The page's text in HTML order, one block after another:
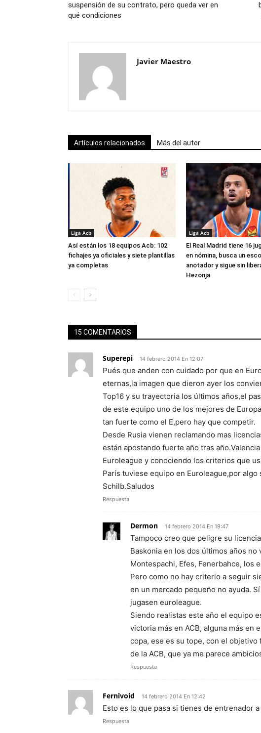
suspensión de su contrato, pero queda ver en
qué condiciones
Javier Maestro
Artículos relacionados Más del autor
Liga Acb
Así están los 18 equipos Acb: 102
fichajes ya oficiales y siete plantillas
ya completas
Liga Acb
El Real Madrid tiene 16
en nómina, busca un
anotador y sigue sin
Hezonja
15 COMENTARIOS
Superepi 14 febrero 2014 En 12:07
Pués que anden con cuidado por que en
eternas,la imagen que dieron ayer los
Top16 y su trayectoria los últimos años,el
de este equipo uno de los mejores de
tan fuerte como el E,pero hay que competir.
Desde Rusia vienen reclamando mas
están apostando fuerte año tras
Euroleague y conociendo los criterios que
París tuviese equipo en Euroleague,por
Schilb.Saludos
Respuesta
Dermon 14 febrero 2014 En 19:47
Tampoco creo que peligre su
Baskonia en los dos últimos años
Montespachi, Efes, Fenerbahce, los
Pero como no hay criterio a seguir
en un mercado pequeño no ayuda.
jugasen euroleague.
Siendo realistas este año el equipo
victoria más en ACB, alguna más en
copa, ese es su tope, con el
de la ACB, que ya me parece
Respuesta
Fernivoid 14 febrero 2014 En 12:42
Esto es lo que pasa si tienes de entrenador
Respuesta